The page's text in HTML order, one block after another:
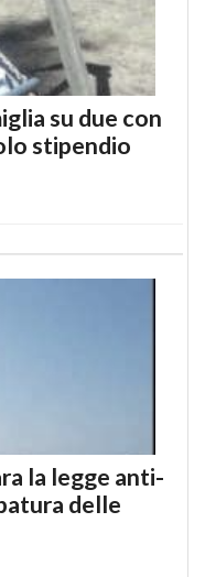
su due con
stipendio
la legge anti-
delle